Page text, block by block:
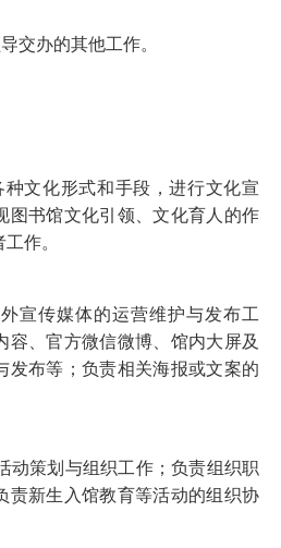
交办的其他工作。
种文化形式和手段，进行文化宣
图书馆文化引领、文化育人的作
作。
宣传媒体的运营维护与发布工
容、官方微信微博、馆内大屏及
发布等；负责相关海报或文案的
动策划与组织工作；负责组织职
责新生入馆教育等活动的组织协